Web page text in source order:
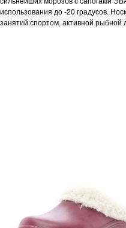
использования до -20 градусов.
занятий спортом, активной рыбной